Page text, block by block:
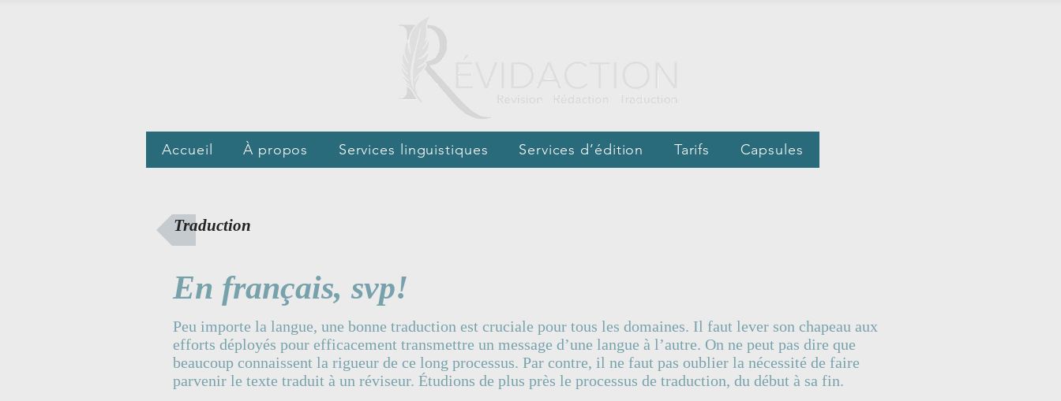
Accueil À propos Services linguistiques Services d’édition Tarifs Capsules
Traduction
En français, svp!
Peu importe la langue, une bonne traduction est cruciale pour tous les domaines. Il faut lever son chapeau aux
efforts déployés pour efficacement transmettre un message d’une langue à l’autre. On ne peut pas dire que
beaucoup connaissent la rigueur de ce long processus. Par contre, il ne faut pas oublier la nécessité de faire
parvenir le texte traduit à un réviseur. Étudions de plus près le processus de traduction, du début à sa fin.